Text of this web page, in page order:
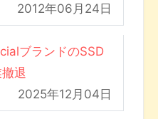
2012年06月24日
ブランドのSSD
退
2025年12月04日